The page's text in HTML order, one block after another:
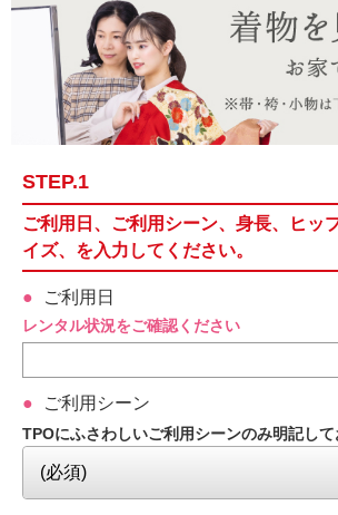
STEP.1
ご利用日、ご利用シーン、身長、ヒッ
イズ、を入力してください。
ご利用日
レンタル状況をご確認ください
ご利用シーン
TPOにふさわしいご利用シーンのみ明記して